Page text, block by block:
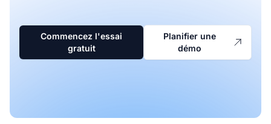
Commencez l'essai
gratuit
Planifier une
démo